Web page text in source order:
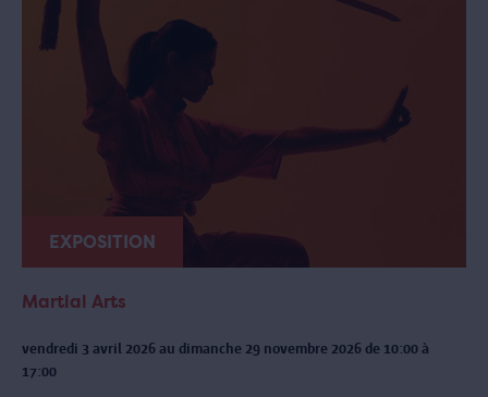
EXPOSITION
Martial Arts
vendredi 3 avril 2026 au dimanche 29 novembre 2026 de 10:00 à
17:00